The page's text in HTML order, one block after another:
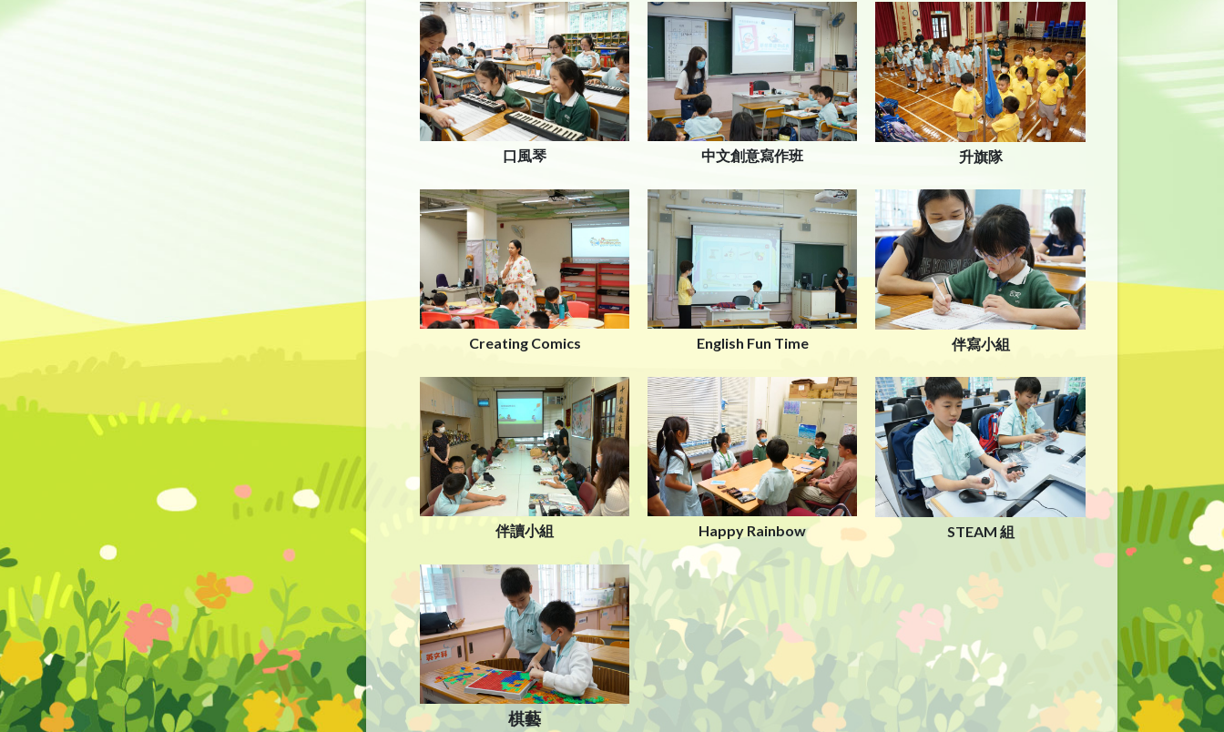
口風琴 中文創意寫作班 升旗隊
Creating Comics English Fun Time 伴寫小組
伴讀小組 Happy Rainbow STEAM 組
棋藝